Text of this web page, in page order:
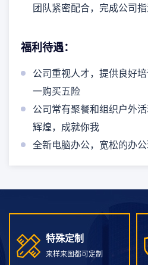
团队紧密配合，完成公司
福利待遇：
公司重视人才，提供良好
一购买五险
公司常有聚餐和组织户外
辉煌，成就你我
全新电脑办公，宽松的办
特殊定制
来样来图都可定制
特殊定制